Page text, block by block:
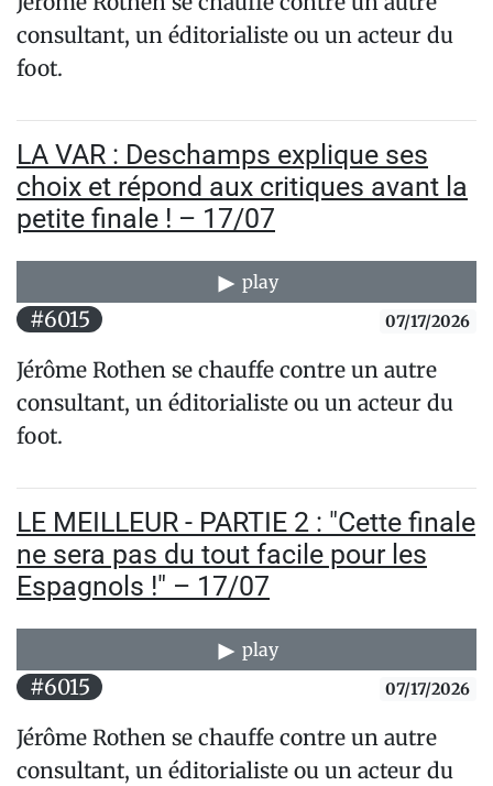
consultant, un éditorialiste ou un acteur du
foot.
LA VAR : Deschamps explique ses
choix et répond aux critiques avant la
petite finale ! – 17/07
play
#6015 07/17/2026
Jérôme Rothen se chauffe contre un autre
consultant, un éditorialiste ou un acteur du
foot.
LE MEILLEUR - PARTIE 2 : "Cette finale
ne sera pas du tout facile pour les
Espagnols !" – 17/07
play
#6015 07/17/2026
Jérôme Rothen se chauffe contre un autre
consultant, un éditorialiste ou un acteur du